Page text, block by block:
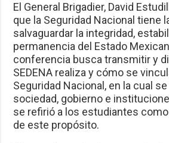
El General Brigadier, David
que la Seguridad Nacional tiene
salvaguardar la integridad,
permanencia del Estado
conferencia busca transmitir y
SEDENA realiza y cómo se
Seguridad Nacional, en la cual
sociedad, gobierno e
se refirió a los estudiantes
de este propósito.